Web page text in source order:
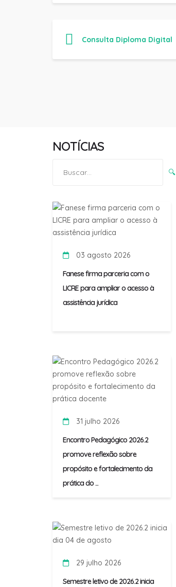
Consulta Diploma Digital
NOTÍCIAS
por:
🔍
03 agosto 2026
Fanese firma parceria com o
LICRE para ampliar o acesso à
assistência jurídica
31 julho 2026
Encontro Pedagógico 2026.2
promove reflexão sobre
propósito e fortalecimento da
prática do ...
29 julho 2026
Semestre letivo de 2026.2 inicia